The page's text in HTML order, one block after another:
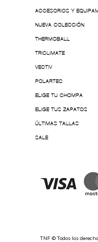
ACCESORIOS Y
NUEVA COLECCIÓN
THERMOBALL
TRICLIMATE
VECTIV
POLARTEC
ELIGE TU CHOMPA
ELIGE TUS ZAPATOS
ÚLTIMAS TALLAS
SALE
TNF © Todos los